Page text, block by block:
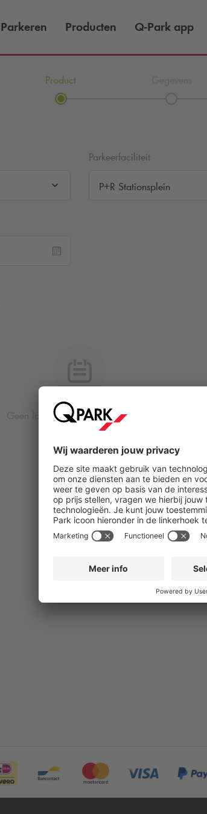
Parkeren Producten Q-Park app
Product
Parkeerfaciliteit
P+R Stationsplein
Geen locatie of datum geselecteerd